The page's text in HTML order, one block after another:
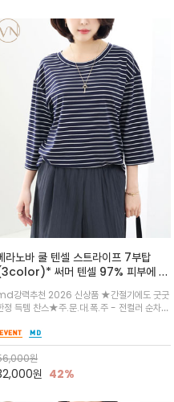
라노바 쿨 텐셀 스트라이프 7부탑
써머 텐셀 97% 피부에 닿
는 순간 느껴지는 쿨링 터치의 여름 텐셀
재강력추천 2026 신상품 ★간절기에도 굿굿
정 득템 찬스★주.문.대.폭.주 - 전컬러 순차발
있는 드롭숄더와 7부 소매가 더해져 팔 라인을
연스럽게 커버해주는 아이템/얇고 가벼운 터
감으로 편안
원
원 42%